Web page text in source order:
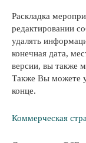
Раскладка
редактировании
удалять
конечная дата,
версии, вы также
Также Вы можете
конце.
Коммерческая